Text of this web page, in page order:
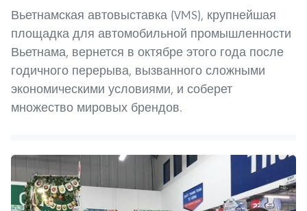
Вьетнамская автовыставка (VMS), крупнейшая
площадка для автомобильной промышленности
Вьетнама, вернется в октябре этого года после
годичного перерыва, вызванного сложными
экономическими условиями, и соберет
множество мировых брендов.